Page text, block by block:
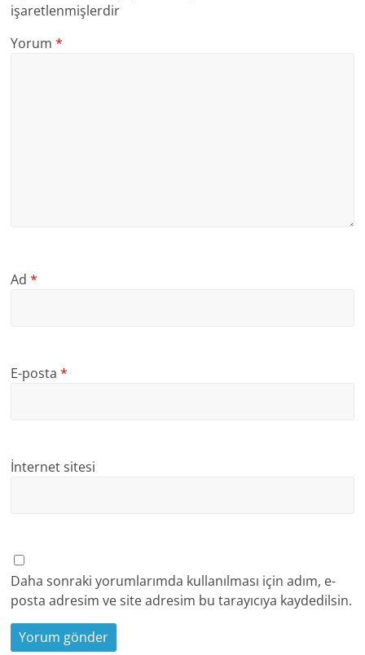
işaretlenmişlerdir
Yorum*
Ad*
E-posta*
İnternet sitesi
Daha sonraki yorumlarımda kullanılması için adım, e-
posta adresim ve site adresim bu tarayıcıya kaydedilsin.